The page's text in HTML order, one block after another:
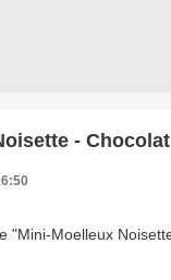
- Chocolat